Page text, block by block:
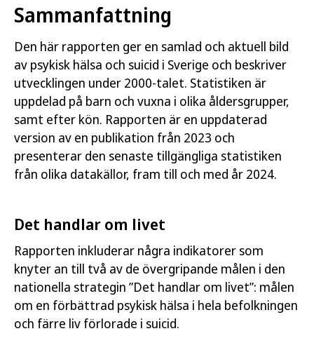
Sammanfattning
Den här rapporten ger en samlad och aktuell bild
av psykisk hälsa och suicid i Sverige och beskriver
utvecklingen under 2000-talet. Statistiken är
uppdelad på barn och vuxna i olika åldersgrupper,
samt efter kön. Rapporten är en uppdaterad
version av en publikation från 2023 och
presenterar den senaste tillgängliga statistiken
från olika datakällor, fram till och med år 2024.
Det handlar om livet
Rapporten inkluderar några indikatorer som
knyter an till två av de övergripande målen i den
nationella strategin ”Det handlar om livet”: målen
om en förbättrad psykisk hälsa i hela befolkningen
och färre liv förlorade i suicid.
civilsamhället, forskare, forskningsfinansiärer och
studenter på högskolenivå.
Rapporten knyter an till den nationella strategin
”Det handlar om livet” och de övergripande målen
om en förbättrad psykisk hälsa i hela befolkningen
och färre liv förlorade i suicid.
Relaterad läsning
Statistik om psykisk hälsa i Sverige
Nationell strategi för psykisk hälsa och
suicidprevention
Folkhälsan i Sverige